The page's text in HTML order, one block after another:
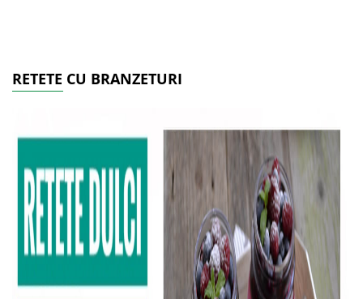
RETETE CU BRANZETURI